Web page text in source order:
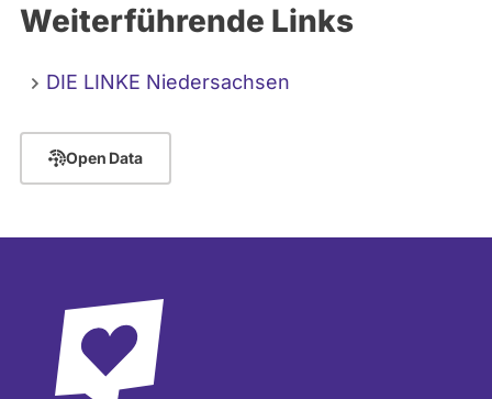
Weiterführende Links
DIE LINKE Niedersachsen
Open Data